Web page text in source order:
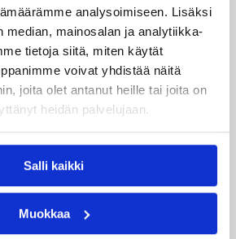
analysoimiseen. Lisäksi
median, mainosalan ja analytiikka-
tietoja siitä, miten käytät
voivat yhdistää näitä
joita olet antanut heille tai joita on
heidän palvelujaan.
Salli kaikki
Muokkaa
Miesten I divisioona A
B
Pääjuttu